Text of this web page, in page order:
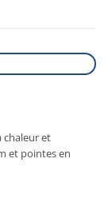
chaleur et
et pointes en